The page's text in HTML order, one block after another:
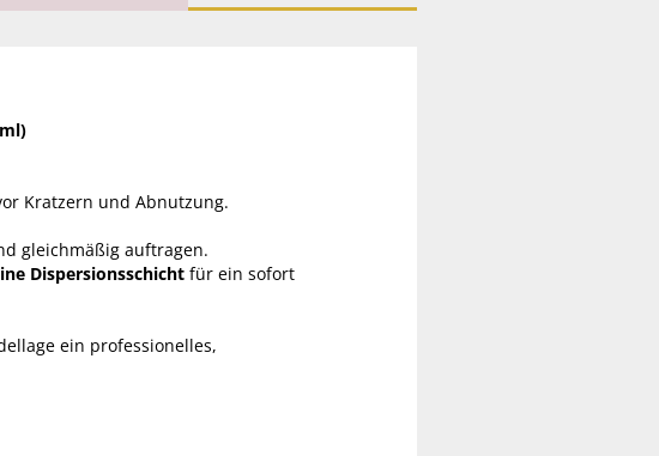
Kratzern und Abnutzung.
gleichmäßig auftragen.
Dispersionsschicht für ein sofort
ein professionelles,